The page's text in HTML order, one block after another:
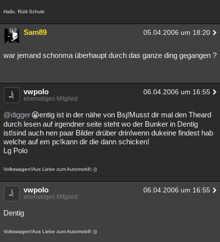
Hallo, Rütli Schule
Sam89 05.04.2006 um 18:20
war jemand schonma überhaupt durch das ganze ding gegangen ?
vwpolo 06.04.2006 um 16:55
ehemaliges Mitglied
@digger
entig ist in der nähe von Bsj!Musst dir mal den Theard
durch lesen auf irgendner seite steht wo der Bunker in Dentig
ist!sind auch nen paar Bilder drüber drin!wenn dukeine findest hab
welche auf em pc!kann dir die dann schicken!
Lg Polo
Volkswagen!Aus Liebe zum Automobil!;-))
vwpolo 06.04.2006 um 16:55
ehemaliges Mitglied
Dentig
Volkswagen!Aus Liebe zum Automobil!;-))